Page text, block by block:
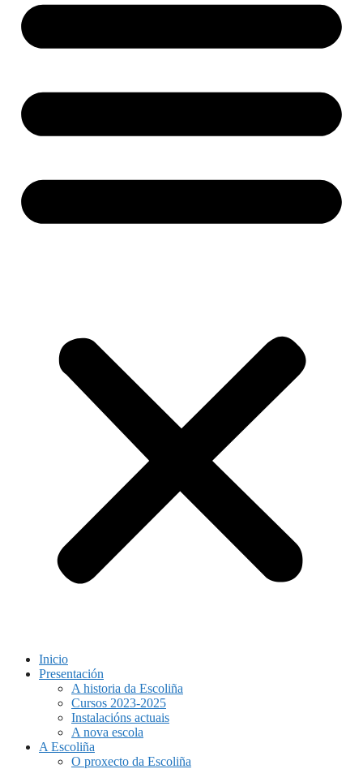
Inicio
Presentación
A historia da Escoliña
Cursos 2023-2025
Instalacións actuais
A nova escola
A Escoliña
O proxecto da Escoliña